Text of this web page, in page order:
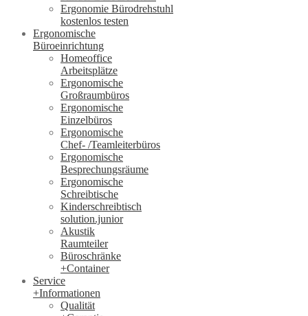
Ergonomie Bürodrehstuhl
kostenlos testen
Ergonomische
Büroeinrichtung
Homeoffice
Arbeitsplätze
Ergonomische
Großraumbüros
Ergonomische
Einzelbüros
Ergonomische
Chef- /Teamleiterbüros
Ergonomische
Besprechungsräume
Ergonomische
Schreibtische
Kinderschreibtisch
solution.junior
Akustik
Raumteiler
Büroschränke
+Container
Service
+Informationen
Qualität